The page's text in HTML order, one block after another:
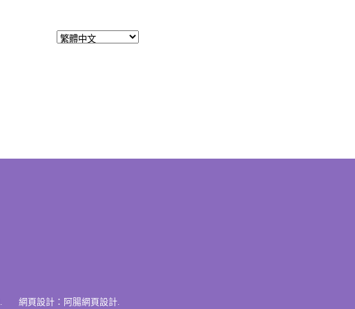
. 網頁設計： 阿腸網頁設計.